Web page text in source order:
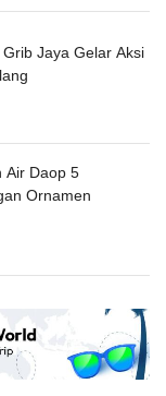
Jaya Gelar Aksi
Air Daop 5
Ornamen